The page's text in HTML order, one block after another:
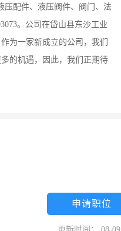
压配件、液压阀件、阀门、法
。公司在岱山县东沙工业
为一家新成立的公司，我们
的机遇，因此，我们正期待
申请职位